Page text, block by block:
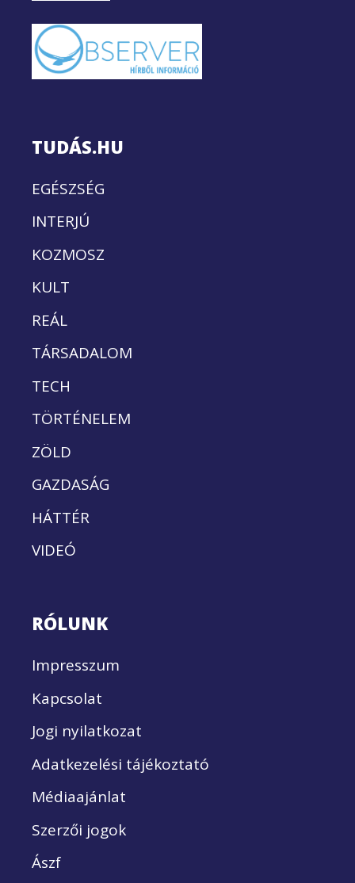
TUDÁS.HU
EGÉSZSÉG
INTERJÚ
KOZMOSZ
KULT
REÁL
TÁRSADALOM
TECH
TÖRTÉNELEM
ZÖLD
GAZDASÁG
HÁTTÉR
VIDEÓ
RÓLUNK
Impresszum
Kapcsolat
Jogi nyilatkozat
Adatkezelési tájékoztató
Médiaajánlat
Szerzői jogok
Ászf